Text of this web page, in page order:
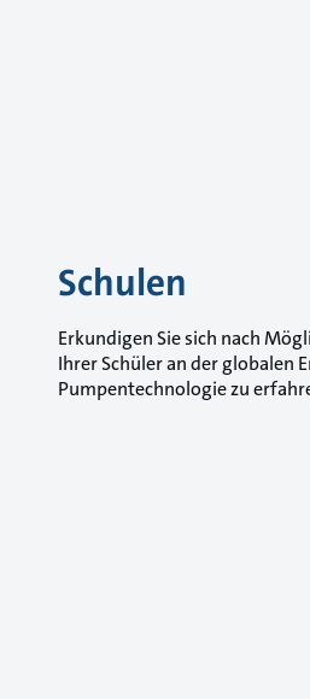
Schulen
Erkundigen Sie sich nach
Ihrer Schüler an der globalen
Pumpentechnologie zu